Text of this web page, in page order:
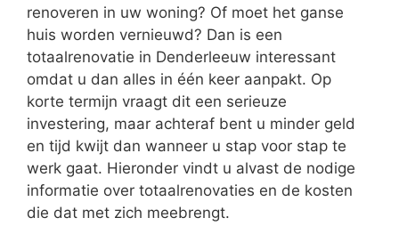
renoveren in uw woning? Of moet het ganse
huis worden vernieuwd? Dan is een
totaalrenovatie in Denderleeuw interessant
omdat u dan alles in één keer aanpakt. Op
korte termijn vraagt dit een serieuze
investering, maar achteraf bent u minder geld
en tijd kwijt dan wanneer u stap voor stap te
werk gaat. Hieronder vindt u alvast de nodige
informatie over totaalrenovaties en de kosten
die dat met zich meebrengt.